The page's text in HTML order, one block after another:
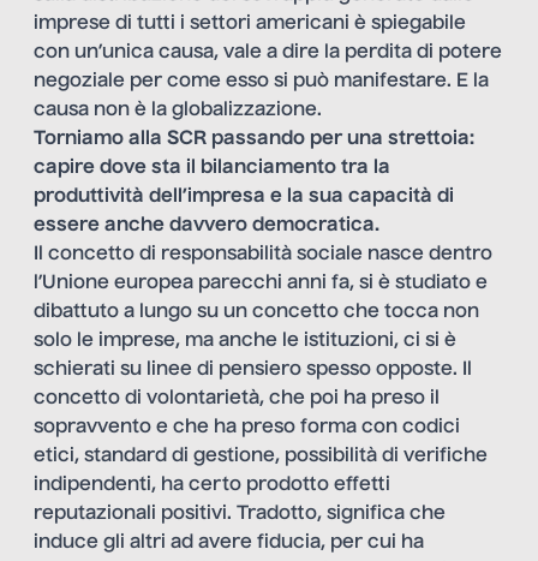
imprese di tutti i settori americani è spiegabile
con un’unica causa, vale a dire la perdita di potere
negoziale per come esso si può manifestare. E la
causa non è la globalizzazione.
Torniamo alla SCR passando per una strettoia:
capire dove sta il bilanciamento tra la
produttività dell’impresa e la sua capacità di
essere anche davvero democratica.
Il concetto di responsabilità sociale nasce dentro
l’Unione europea parecchi anni fa, si è studiato e
dibattuto a lungo su un concetto che tocca non
solo le imprese, ma anche le istituzioni, ci si è
schierati su linee di pensiero spesso opposte. Il
concetto di volontarietà, che poi ha preso il
sopravvento e che ha preso forma con codici
etici, standard di gestione, possibilità di verifiche
indipendenti, ha certo prodotto effetti
reputazionali positivi. Tradotto, significa che
induce gli altri ad avere fiducia, per cui ha